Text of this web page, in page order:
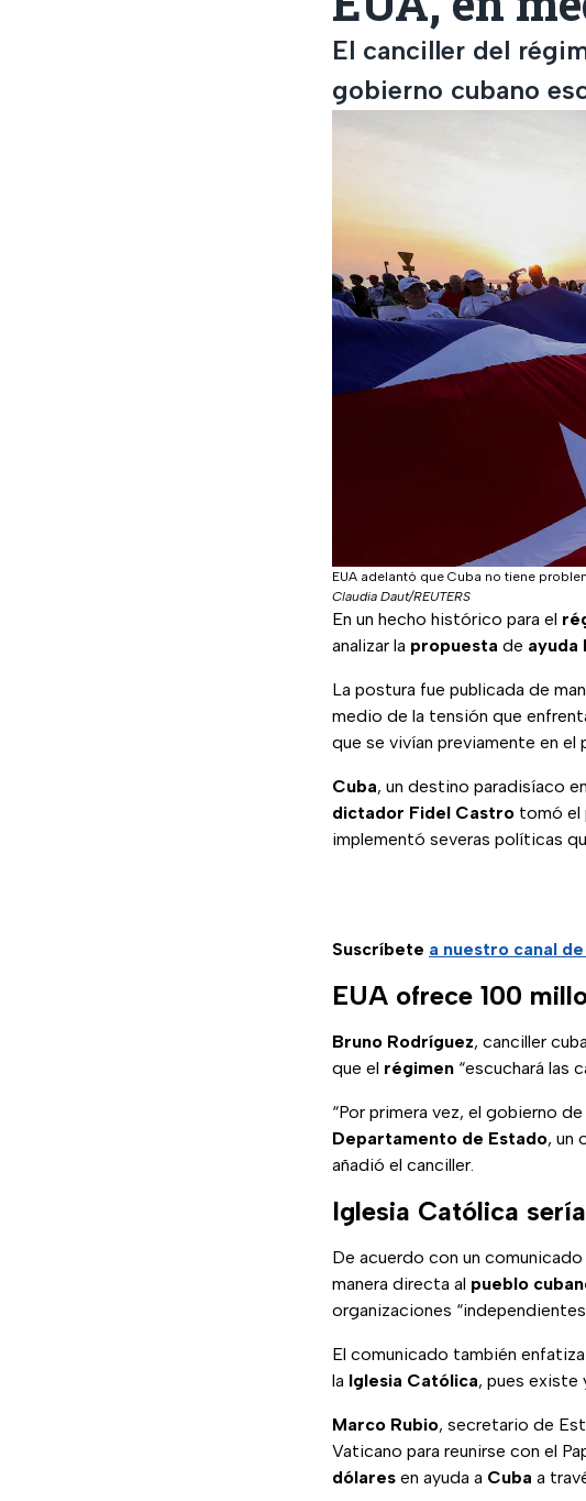
El canciller del
gobierno cubano
EUA adelantó que Cuba no tiene
Claudia Daut/REUTERS
En un hecho histórico para el
analizar la propuesta de ayuda
La postura fue publicada de
medio de la tensión que
que se vivían previamente en el
Cuba, un destino paradisíaco
dictador Fidel Castro tomó el
implementó severas políticas
Suscríbete a nuestro canal
EUA ofrece 100
Bruno Rodríguez, canciller
que el régimen “escuchará las
“Por primera vez, el gobierno de
Departamento de Estado, un
añadió el canciller.
Iglesia Católica
De acuerdo con un comunicado
manera directa al pueblo
organizaciones
El comunicado también
la Iglesia Católica, pues existe
Marco Rubio, secretario de
Vaticano para reunirse con el
dólares en ayuda a Cuba a